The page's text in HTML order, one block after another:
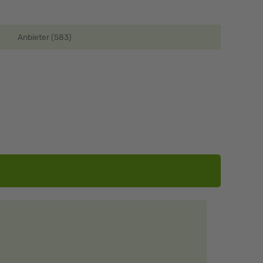
Anbieter (583)